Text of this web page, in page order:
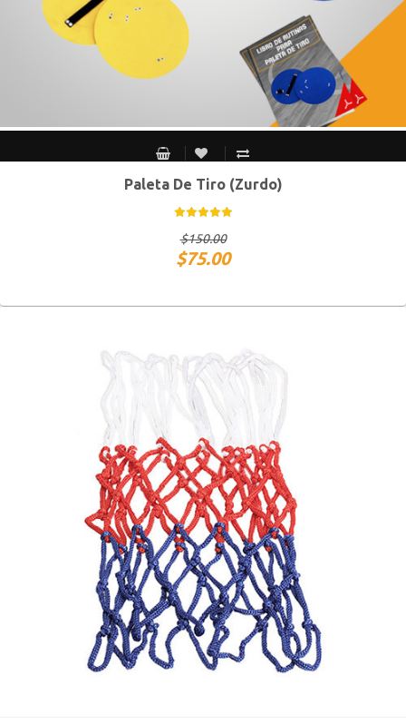
Paleta De Tiro (Zurdo)
$150.00
$75.00